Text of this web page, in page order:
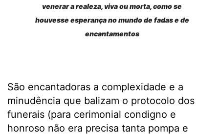
venerar a realeza, viva ou morta, como se
houvesse esperança no mundo de fadas e de
encantamentos
São encantadoras a complexidade e a
minudência que balizam o protocolo dos
funerais (para cerimonial condigno e
honroso não era precisa tanta pompa e